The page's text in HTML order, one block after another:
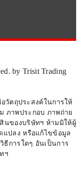
by Trisit Trading
วัตถุประสงค์ในการให้
ภาพประกอบ ภาพถ่าย
นของบริษัทฯ ห้ามมิให้ผู้
แปลง หรือแก้ไขข้อมูล
ธีการใดๆ อันเป็นการ
ฯ